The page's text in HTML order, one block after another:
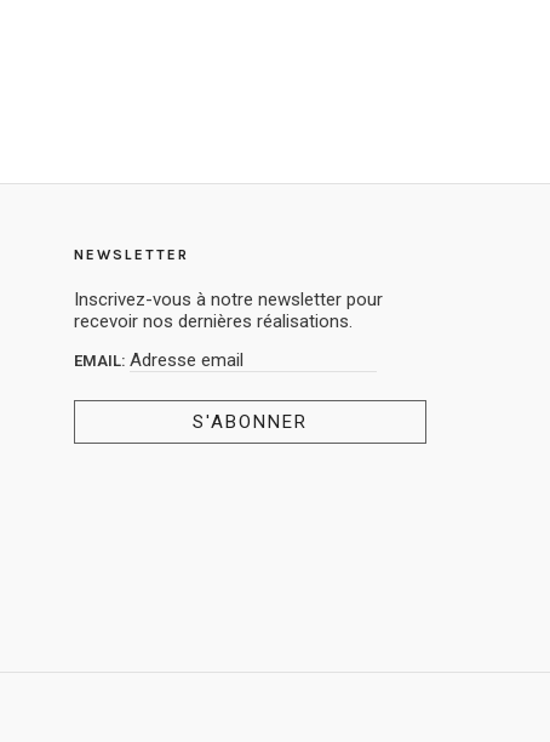
NEWSLETTER
Inscrivez-vous à notre newsletter pour
recevoir nos dernières réalisations.
EMAIL: